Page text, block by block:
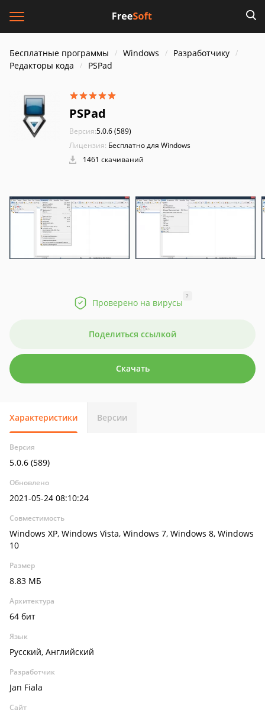
Бесплатные программы Windows
Разработчику
Редакторы кода
PSPad
PSPad
Версия:5.0.6 (589)
Лицензия: Бесплатно для Windows
1461 скачиваний
Проверено на вирусы
?
Поделиться ссылкой
Скачать
Характеристики Версии
Версия
5.0.6 (589)
Обновлено
2021-05-24 08:10:24
Совместимость
Windows XP, Windows Vista, Windows 7, Windows 8, Windows
10
Размер
8.83 МБ
Архитектура
64 бит
Язык
Русский, Английский
Разработчик
Jan Fiala
Сайт